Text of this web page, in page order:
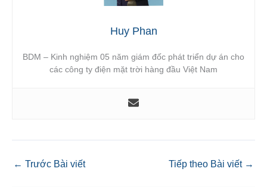
Huy Phan
BDM – Kinh nghiệm 05 năm giám đốc phát triển dự án cho
các công ty điện mặt trời hàng đầu Việt Nam
← Trước Bài viết Tiếp theo Bài viết →